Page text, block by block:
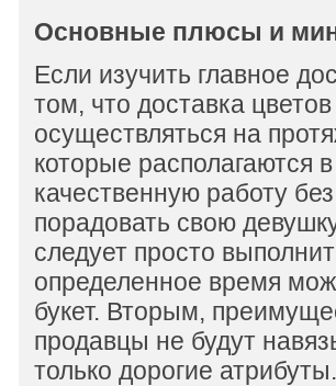
Основные плюсы и
Если изучить главное
том, что доставка
осуществляться на
которые располагаются
качественную работу
порадовать свою
следует просто
определенное время
букет. Вторым,
продавцы не будут
только дорогие атрибуты.